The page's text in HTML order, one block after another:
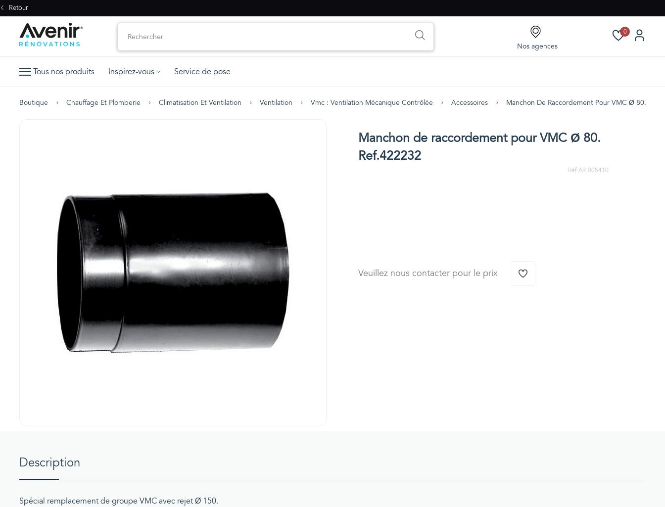
Retour
Nos agences
0
Tous nos produits Inspirez-vous Service de pose
Boutique Chauffage Et Plomberie Climatisation Et Ventilation Ventilation Vmc : Ventilation Mécanique Contrôlée Accessoires Manchon De Raccordement Pour VMC Ø 80.
Manchon de raccordement pour VMC Ø 80.
Ref.422232
Réf AR-005410
Veuillez nous contacter pour le prix
Description
Spécial remplacement de groupe VMC avec rejet Ø 150.